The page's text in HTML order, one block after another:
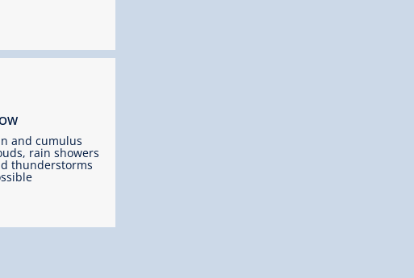
and cumulus
rain showers
thunderstorms